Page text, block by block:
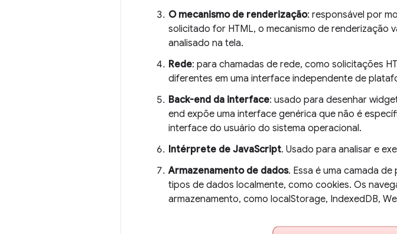
O mecanismo de renderização: responsável por
solicitado for HTML, o mecanismo de renderização
analisado na tela.
Rede: para chamadas de rede, como solicitações
diferentes em uma interface independente de
Back-end da interface: usado para desenhar
end expõe uma interface genérica que não é
interface do usuário do sistema operacional.
Intérprete de JavaScript. Usado para analisar e
Armazenamento de dados. Essa é uma camada
tipos de dados localmente, como cookies. Os
armazenamento, como localStorage, IndexedDB,